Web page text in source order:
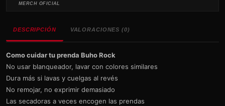
MERCH OFICIAL
DESCRIPCIÓN VALORACIONES (0)
Como cuidar tu prenda Buho Rock
No usar blanqueador, lavar con colores similares
Dura más si lavas y cuelgas al revés
No remojar, no exprimir demasiado
Las secadoras a veces encogen las prendas